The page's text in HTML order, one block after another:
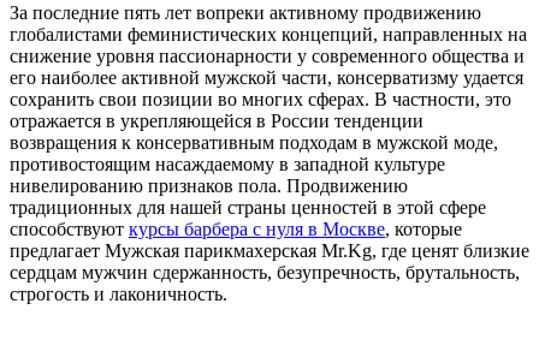
За последние пять лет вопреки активному продвижению
глобалистами феминистических концепций, направленных на
снижение уровня пассионарности у современного общества и
его наиболее активной мужской части, консерватизму удается
сохранить свои позиции во многих сферах. В частности, это
отражается в укрепляющейся в России тенденции
возвращения к консервативным подходам в мужской моде,
противостоящим насаждаемому в западной культуре
нивелированию признаков пола. Продвижению
традиционных для нашей страны ценностей в этой сфере
способствуют курсы барбера с нуля в Москве, которые
предлагает Мужская парикмахерская Mr.Kg, где ценят близкие
сердцам мужчин сдержанность, безупречность, брутальность,
строгость и лаконичность.